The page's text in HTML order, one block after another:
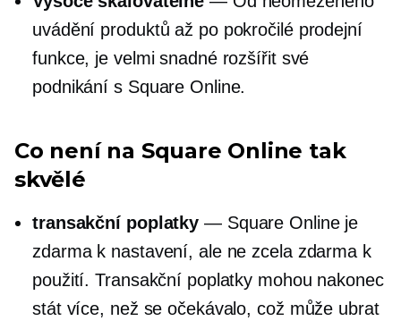
uvádění produktů až po pokročilé prodejní
funkce, je velmi snadné rozšířit své
podnikání s Square Online.
Co není na Square Online tak
skvělé
transakční poplatky — Square Online je
zdarma k nastavení, ale ne zcela zdarma k
použití. Transakční poplatky mohou nakonec
stát více, než se očekávalo, což může ubrat